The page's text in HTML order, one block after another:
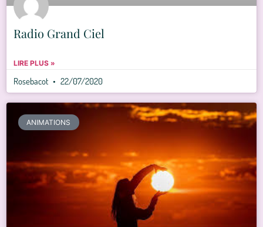
Radio Grand Ciel
LIRE PLUS »
Rosebacot 22/07/2020
ANIMATIONS